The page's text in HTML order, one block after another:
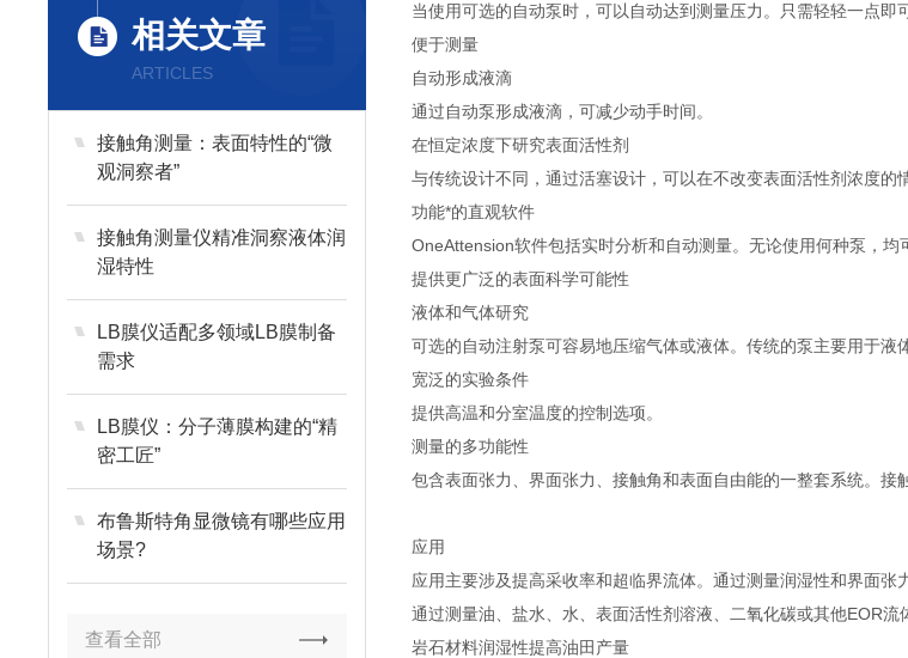
相关文章
ARTICLES
接触角测量：表面特性的“微
观洞察者”
接触角测量仪精准洞察液体润
湿特性
LB膜仪适配多领域LB膜制备
需求
LB膜仪：分子薄膜构建的“精
密工匠”
布鲁斯特角显微镜有哪些应用
场景?
查看全部
当使用可选的自动泵时，可以自动达到测量压力。只需轻轻一点即
便于测量
自动形成液滴
通过自动泵形成液滴，可减少动手时间。
在恒定浓度下研究表面活性剂
与传统设计不同，通过活塞设计，可以在不改变表面活性剂浓度的
功能*的直观软件
OneAttension软件包括实时分析和自动测量。无论使用何种泵，均
提供更广泛的表面科学可能性
液体和气体研究
可选的自动注射泵可容易地压缩气体或液体。传统的泵主要用于液
宽泛的实验条件
提供高温和分室温度的控制选项。
测量的多功能性
包含表面张力、界面张力、接触角和表面自由能的一整套系统。接
应用
应用主要涉及提高采收率和超临界流体。通过测量润湿性和界面
通过测量油、盐水、水、表面活性剂溶液、二氧化碳或其他EOR
岩石材料润湿性提高油田产量